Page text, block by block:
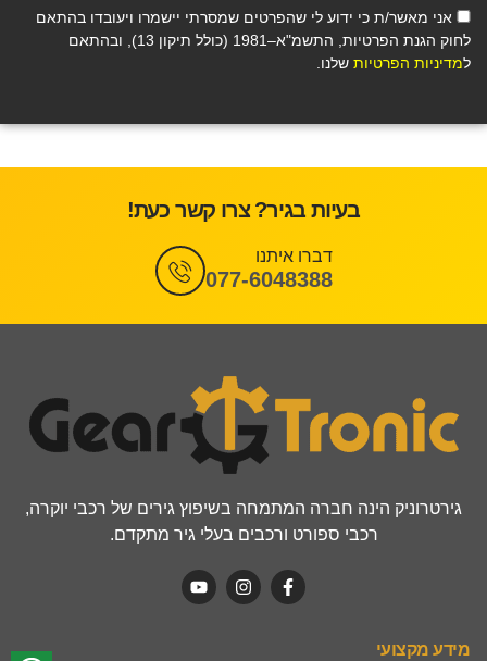
אני מאשר/ת כי ידוע לי שהפרטים שמסרתי יישמרו ויעובדו בהתאם
לחוק הגנת הפרטיות, התשמ"א–1981 (כולל תיקון 13), ובהתאם
למדיניות הפרטיות שלנו.
בעיות בגיר? צרו קשר כעת!
דברו איתנו
077-6048388
גירטרוניק הינה חברה המתמחה בשיפוץ גירים של רכבי יוקרה,
רכבי ספורט ורכבים בעלי גיר מתקדם.
מידע מקצועי